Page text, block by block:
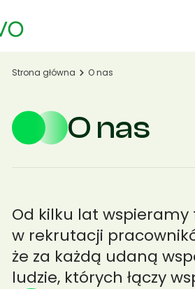
Strona główna O nas
O nas
Od kilku lat wspieramy
w rekrutacji
że za każdą udaną
ludzie, których łączy